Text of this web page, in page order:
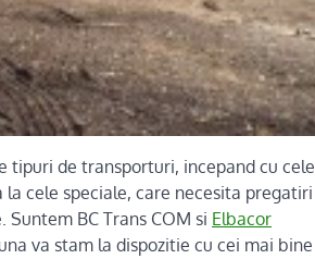
tipuri de transporturi, incepand cu cele
la cele speciale, care necesita pregatiri
BC Trans COM si Elbacor
va stam la dispozitie cu cei mai bine